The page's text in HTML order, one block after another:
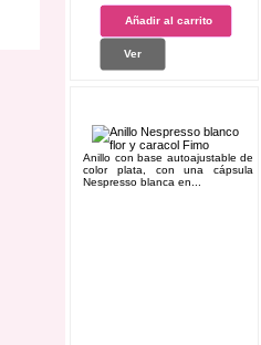
Añadir al carrito
Ver
Anillo con base autoajustable de
color plata, con una cápsula
Nespresso blanca en...